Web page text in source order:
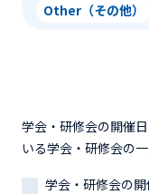
Other（その他）
学会・研修会の開催
いる学会・研修会の
学会・研修会の開